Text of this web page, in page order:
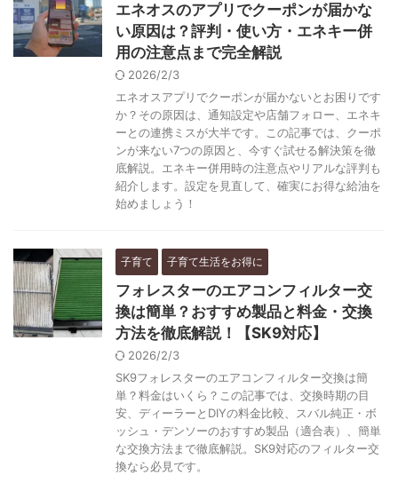
エネオスのアプリでクーポンが届かな
い原因は？評判・使い方・エネキー併
用の注意点まで完全解説
2026/2/3
エネオスアプリでクーポンが届かないとお困りです
か？その原因は、通知設定や店舗フォロー、エネキ
ーとの連携ミスが大半です。この記事では、クーポ
ンが来ない7つの原因と、今すぐ試せる解決策を徹
底解説。エネキー併用時の注意点やリアルな評判も
紹介します。設定を見直して、確実にお得な給油を
始めましょう！
子育て 子育て生活をお得に
フォレスターのエアコンフィルター交
換は簡単？おすすめ製品と料金・交換
方法を徹底解説！【SK9対応】
2026/2/3
SK9フォレスターのエアコンフィルター交換は簡
単？料金はいくら？この記事では、交換時期の目
安、ディーラーとDIYの料金比較、スバル純正・ボ
ッシュ・デンソーのおすすめ製品（適合表）、簡単
な交換方法まで徹底解説。SK9対応のフィルター交
換なら必見です。